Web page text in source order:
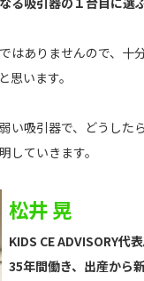
はありませんので、十
思います。
い吸引器で、どうした
していきます。
松井 晃
KIDS CE ADVISORY代
35年間働き、出産から